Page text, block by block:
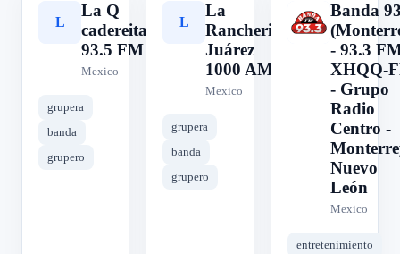
L
La Q
cadereita
93.5 FM
Mexico
grupera
banda
grupero
L
La
Rancherita
Juárez
1000 AM
Mexico
grupera
banda
grupero
B
Banda
- 93.3
XHQQ-
- Grupo
Radio
Centro -
Nuevo
León
Mexico
entretenimiento